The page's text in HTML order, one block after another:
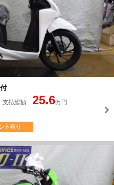
支払総額 25.6万円
ト有り